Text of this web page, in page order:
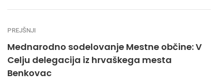
PREJŠNJI
Mednarodno sodelovanje Mestne občine: V
Celju delegacija iz hrvaškega mesta
Benkovac